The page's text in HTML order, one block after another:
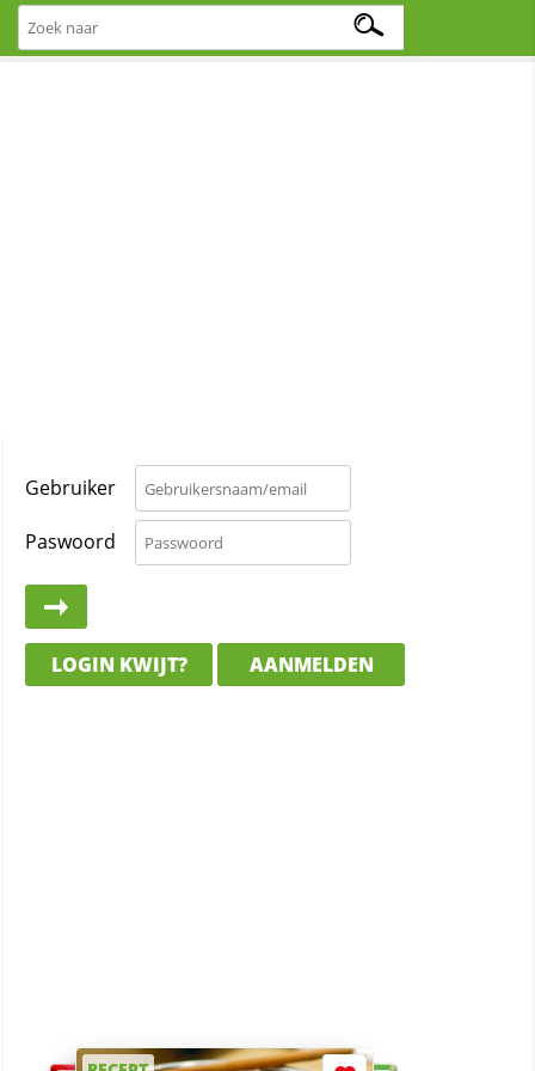
Gebruiker
Paswoord
LOGIN KWIJT? AANMELDEN